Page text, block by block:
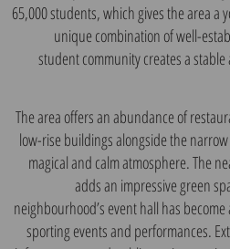
65,000 students, which gives the area a
unique combination of well-
student community creates a
The area offers an abundance of
low-rise buildings alongside the
magical and calm atmosphere. The
adds an impressive green
neighbourhood’s event hall has
sporting events and performances.